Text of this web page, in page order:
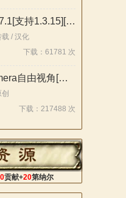
权游国度7.1[支持1.3.15][最新汉化版]
载 / 汉化
下载：61781 次
RTS Camera自由视角[支持战帆/本体1.4.7/本体v1.3.15][原创]
下载：217488 次
贡献+20第纳尔